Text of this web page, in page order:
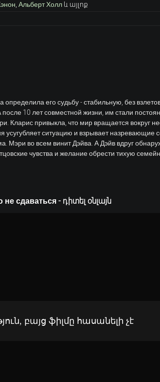
Альберт Холлև այլոք
его судьбу - стабильную, без
10 лет совместной жизни, им стали
Кларис привыкла, что мир вращается вокруг
усугубляет ситуацию и взрывает назревающие
Мэри во всем винит Дэйва. А Дэйв вдруг
чувства и желание обрести тихую
не сдаваться - դիտել օնլայն